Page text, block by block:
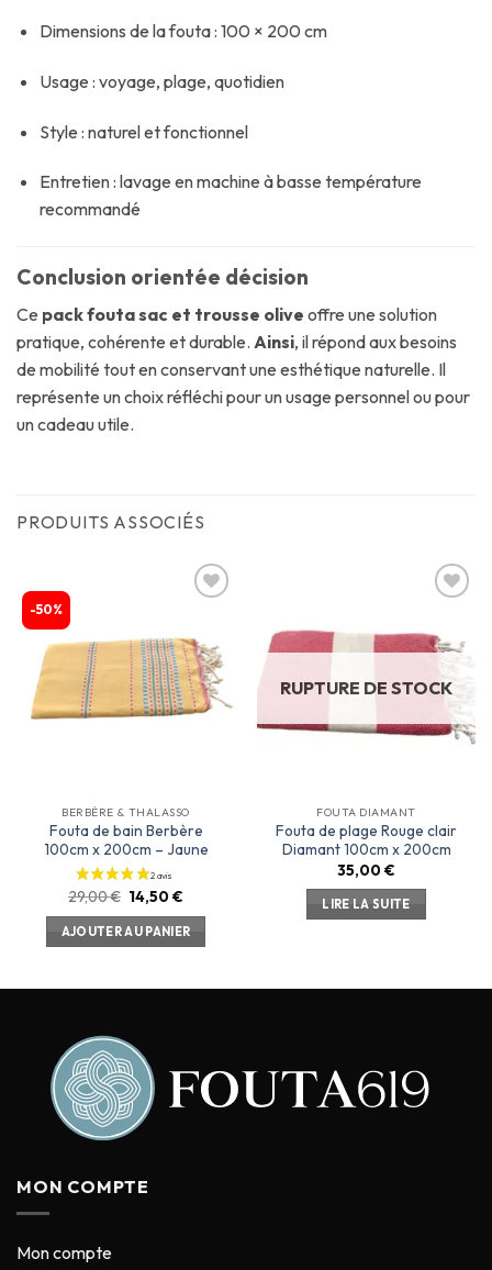
Dimensions de la fouta : 100 × 200 cm
Usage : voyage, plage, quotidien
Style : naturel et fonctionnel
Entretien : lavage en machine à basse température
recommandé
Conclusion orientée décision
Ce pack fouta sac et trousse olive offre une solution
pratique, cohérente et durable. Ainsi, il répond aux besoins
de mobilité tout en conservant une esthétique naturelle. Il
représente un choix réfléchi pour un usage personnel ou pour
un cadeau utile.
PRODUITS ASSOCIÉS
-50%
liste
d’envies
BERBÈRE & THALASSO
Fouta de bain Berbère
100cm x 200cm – Jaune
29,00€ 14,50€
AJOUTER AU PANIER
liste
RUPTURE DE STOCK
FOUTA DIAMANT
Fouta de plage Rouge clair
Diamant 100cm x 200cm
35,00 €
LIRE LA SUITE
MON COMPTE
Mon compte